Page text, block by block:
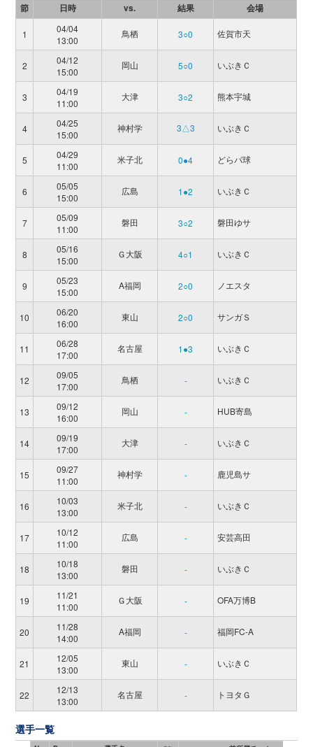
節 日時 vs. 結果 会場
1
04/04
13:00
鳥栖 3○0 佐賀市天
2
04/12
15:00
岡山 5○0 いぶきＣ
3
04/19
11:00
大津 3○2 熊本宇城
4
04/25
15:00
神村学 3△3 いぶきＣ
5
04/29
11:00
米子北 0●4 どらパ球
6
05/05
15:00
広島 1●2 いぶきＣ
7
05/09
11:00
磐田 3○2 磐田ゆサ
8
05/16
15:00
Ｇ大阪 4○1 いぶきＣ
9
05/23
15:00
A福岡 2○0 ノエスタ
10
06/20
16:00
東山 2○0 サンガＳ
11
06/28
17:00
名古屋 1●3 いぶきＣ
12
09/05
17:00
鳥栖 - いぶきＣ
13
09/12
16:00
岡山 - HUB寄島
14
09/19
17:00
大津 - いぶきＣ
15
09/27
11:00
神村学 - 鹿児島サ
16
10/03
13:00
米子北 - いぶきＣ
17
10/12
11:00
広島 - 安芸高田
18
10/18
13:00
磐田 - いぶきＣ
19
11/21
11:00
Ｇ大阪 - OFA万博B
20
11/28
14:00
A福岡 - 福岡FC-A
21
12/05
13:00
東山 - いぶきＣ
22
12/13
13:00
名古屋 - トヨタＧ
選手一覧